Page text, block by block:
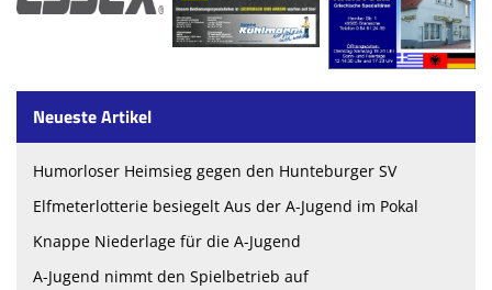
Neueste Artikel
Humorloser Heimsieg gegen den Hunteburger SV
Elfmeterlotterie besiegelt Aus der A-Jugend im Pokal
Knappe Niederlage für die A-Jugend
A-Jugend nimmt den Spielbetrieb auf